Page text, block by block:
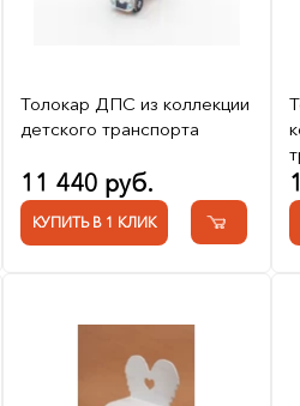
Толокар ДПС из коллекции
детского транспорта
11 440 руб.
КУПИТЬ В 1 КЛИК